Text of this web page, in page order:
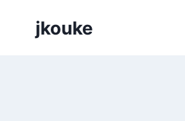
sisältöönjkouke